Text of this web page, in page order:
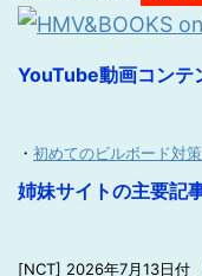
YouTube動画コンテ
・ 初めてのビルボード対
姉妹サイトの主要記
[NCT] 2026年7月13日付